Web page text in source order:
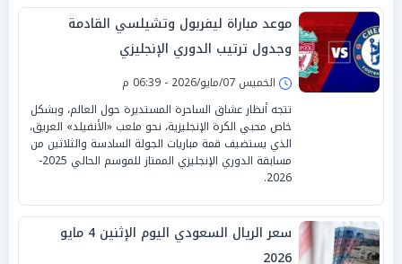
موعد مباراة ليفربول وتشيلسي القادمة
وجدول ترتيب الدوري الإنجليزي
الخميس 07/مايو/2026 - 06:39 م
تتجه أنظار عشاق الساحرة المستديرة حول العالم، وبشكل
خاص محبي الكرة الإنجليزية، نحو ملعب «الأنفيلد» العريق،
الذي يستضيف قمة مباريات الجولة السادسة والثلاثين من
مسابقة الدوري الإنجليزي الممتاز للموسم الحالي 2025-
2026.
سعر الريال السعودي اليوم الإثنين 4 مايو
2026